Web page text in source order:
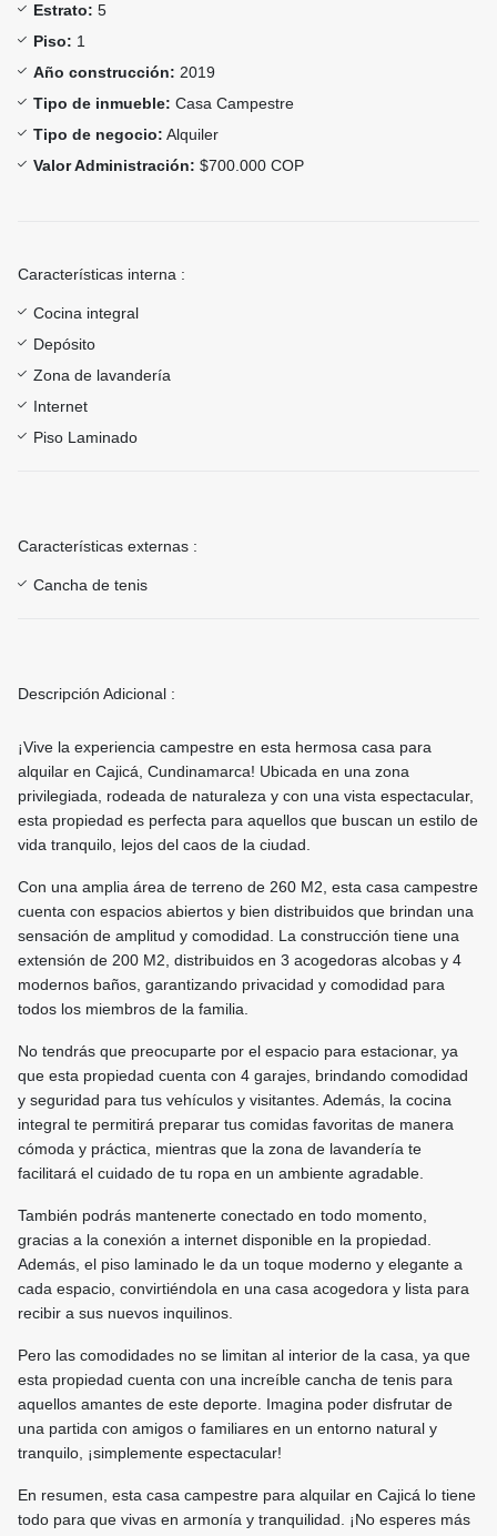
Estrato: 5
Piso: 1
Año construcción: 2019
Tipo de inmueble: Casa Campestre
Tipo de negocio: Alquiler
Valor Administración: $700.000 COP
Características interna :
Cocina integral
Depósito
Zona de lavandería
Internet
Piso Laminado
Características externas :
Cancha de tenis
Descripción Adicional :
¡Vive la experiencia campestre en esta hermosa casa para
alquilar en Cajicá, Cundinamarca! Ubicada en una zona
privilegiada, rodeada de naturaleza y con una vista espectacular,
esta propiedad es perfecta para aquellos que buscan un estilo de
vida tranquilo, lejos del caos de la ciudad.
Con una amplia área de terreno de 260 M2, esta casa campestre
cuenta con espacios abiertos y bien distribuidos que brindan una
sensación de amplitud y comodidad. La construcción tiene una
extensión de 200 M2, distribuidos en 3 acogedoras alcobas y 4
modernos baños, garantizando privacidad y comodidad para
todos los miembros de la familia.
No tendrás que preocuparte por el espacio para estacionar, ya
que esta propiedad cuenta con 4 garajes, brindando comodidad
y seguridad para tus vehículos y visitantes. Además, la cocina
integral te permitirá preparar tus comidas favoritas de manera
cómoda y práctica, mientras que la zona de lavandería te
facilitará el cuidado de tu ropa en un ambiente agradable.
También podrás mantenerte conectado en todo momento,
gracias a la conexión a internet disponible en la propiedad.
Además, el piso laminado le da un toque moderno y elegante a
cada espacio, convirtiéndola en una casa acogedora y lista para
recibir a sus nuevos inquilinos.
Pero las comodidades no se limitan al interior de la casa, ya que
esta propiedad cuenta con una increíble cancha de tenis para
aquellos amantes de este deporte. Imagina poder disfrutar de
una partida con amigos o familiares en un entorno natural y
tranquilo, ¡simplemente espectacular!
En resumen, esta casa campestre para alquilar en Cajicá lo tiene
todo para que vivas en armonía y tranquilidad. ¡No esperes más